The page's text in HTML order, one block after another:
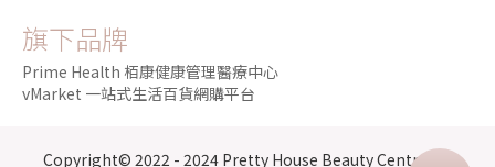
旗下品牌
Prime Health 栢康健康管理醫療中心
vMarket 一站式生活百貨網購平台
Copyright© 2022 - 2024 Pretty House Beauty Centre. All